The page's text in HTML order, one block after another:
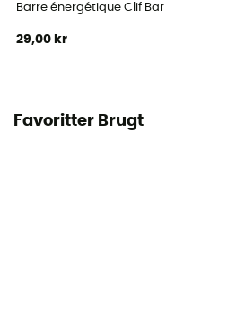
Barre énergétique Clif Bar
29,00 kr
Favoritter Brugt